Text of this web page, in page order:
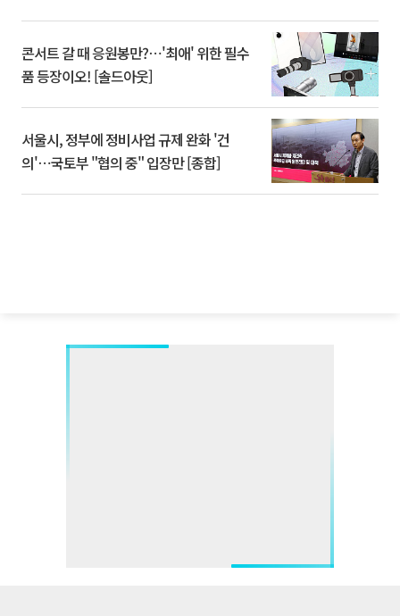
콘서트 갈 때 응원봉만?⋯'최애' 위한 필수
품 등장이오! [솔드아웃]
서울시, 정부에 정비사업 규제 완화 '건
의'⋯국토부 "협의 중" 입장만 [종합]